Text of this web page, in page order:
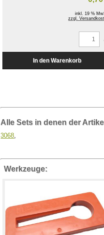
inkl. 19 %
zzgl.
Alle Sets in denen der
3068,
Werkzeuge: